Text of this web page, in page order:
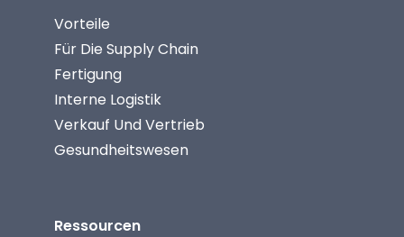
Vorteile
Für Die Supply Chain
Fertigung
Interne Logistik
Verkauf Und Vertrieb
Gesundheitswesen
Ressourcen